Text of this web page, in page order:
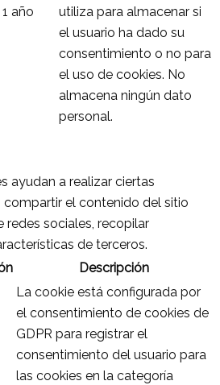
1 año
utiliza para almacenar si
el usuario ha dado su
consentimiento o no para
el uso de cookies. No
almacena ningún dato
personal.
ayudan a realizar ciertas
el contenido del sitio
sociales, recopilar
de terceros.
Descripción
La cookie está configurada por
el consentimiento de cookies de
GDPR para registrar el
consentimiento del usuario para
las cookies en la categoría